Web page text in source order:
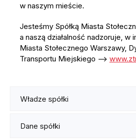
w naszym mieście.
Jesteśmy Spółką Miasta
a naszą działalność nadzoruje, w
Miasta Stołecznego Warszawy,
Transportu Miejskiego –>
Władze spółki
Dane spółki